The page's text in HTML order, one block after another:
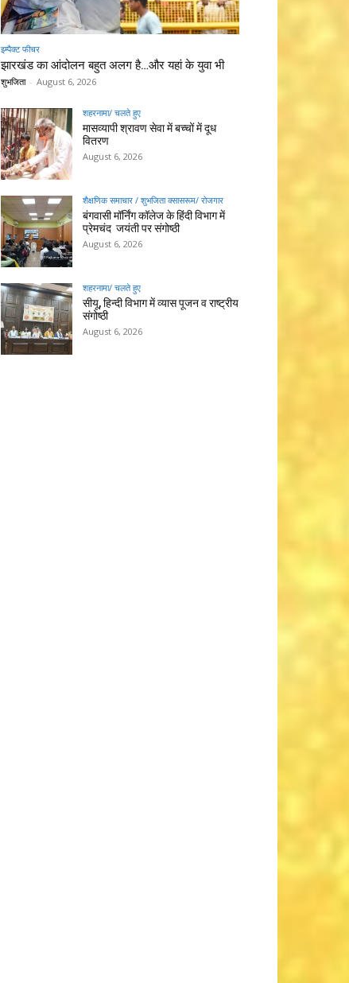
इम्पैक्ट फीचर
झारखंड का आंदोलन बहुत अलग है…और यहां के युवा भी
शुभजिता - August 6, 2026
शहरनामा/ चलते हुए
मासव्यापी श्रावण सेवा में बच्चों में दूध
वितरण
August 6, 2026
शैक्षणिक समाचार / शुभजिता क्सासरूम/ रोजगार
बंगवासी मॉर्निंग कॉलेज के हिंदी विभाग में
प्रेमचंद जयंती पर संगोष्ठी
August 6, 2026
शहरनामा/ चलते हुए
सीयू, हिन्दी विभाग में व्यास पूजन व राष्ट्रीय
संगोष्ठी
August 6, 2026